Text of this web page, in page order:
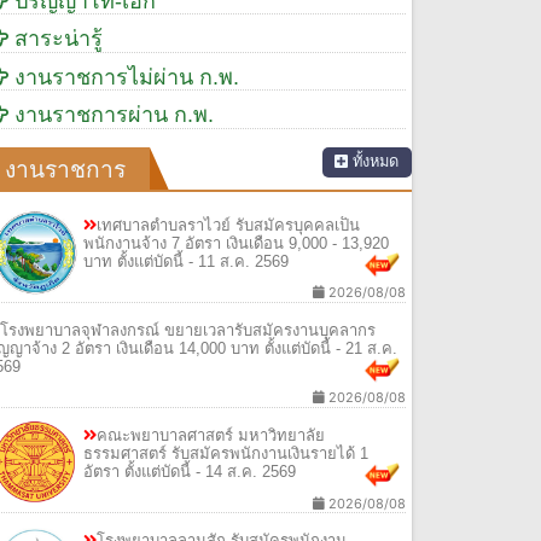
สาระน่ารู้
งานราชการไม่ผ่าน ก.พ.
งานราชการผ่าน ก.พ.
งานราชการ ทั้งหมด
เทศบาลตําบลราไวย์ รับสมัครบุคคลเป็น
พนักงานจ้าง 7 อัตรา เงินเดือน 9,000 - 13,920
บาท ตั้งแต่บัดนี้ - 11 ส.ค. 2569
2026/08/08
โรงพยาบาลจุฬาลงกรณ์ ขยายเวลารับสมัครงานบุคลากร
ญาจ้าง 2 อัตรา เงินเดือน 14,000 บาท ตั้งแต่บัดนี้ - 21 ส.ค.
2026/08/08
คณะพยาบาลศาสตร์ มหาวิทยาลัย
ธรรมศาสตร์ รับสมัครพนักงานเงินรายได้ 1
อัตรา ตั้งแต่บัดนี้ - 14 ส.ค. 2569
2026/08/08